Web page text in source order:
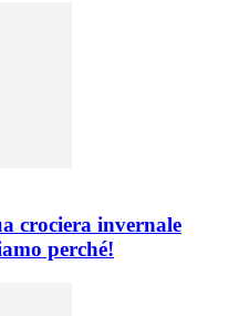
crociera invernale
perché!